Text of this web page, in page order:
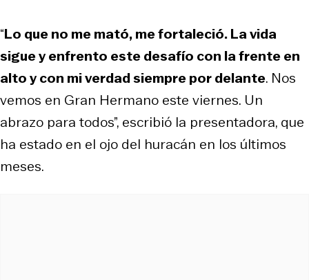
“Lo que no me mató, me fortaleció. La vida
sigue y enfrento este desafío con la frente en
alto y con mi verdad siempre por delante. Nos
vemos en Gran Hermano este viernes. Un
abrazo para todos”, escribió la presentadora, que
ha estado en el ojo del huracán en los últimos
meses.